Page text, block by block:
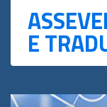
E